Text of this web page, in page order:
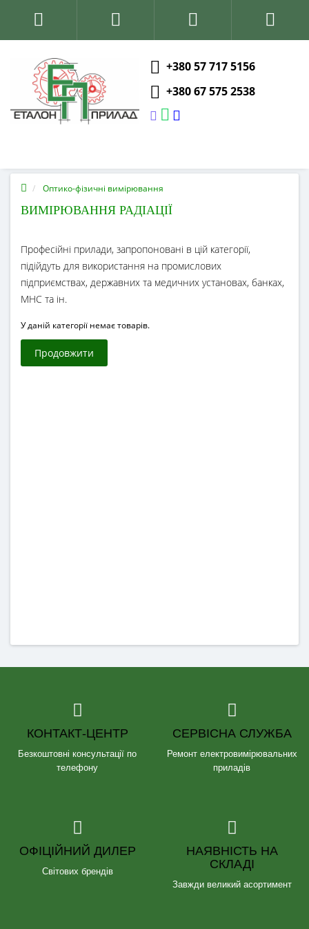
+380 57 717 5156
+380 67 575 2538
Оптико-фізичні вимірювання
ВИМІРЮВАННЯ РАДІАЦІЇ
Професійні прилади, запропоновані в цій категорії,
підійдуть для використання на промислових
підприємствах, державних та медичних установах, банках,
МНС та ін.
У даній категорії немає товарів.
Продовжити
КОНТАКТ-ЦЕНТР
Безкоштовні консультації по
телефону
СЕРВІСНА СЛУЖБА
Ремонт електровимірювальних
приладів
ОФІЦІЙНИЙ ДИЛЕР
Світових брендів
НАЯВНІСТЬ НА
СКЛАДІ
Завжди великий асортимент